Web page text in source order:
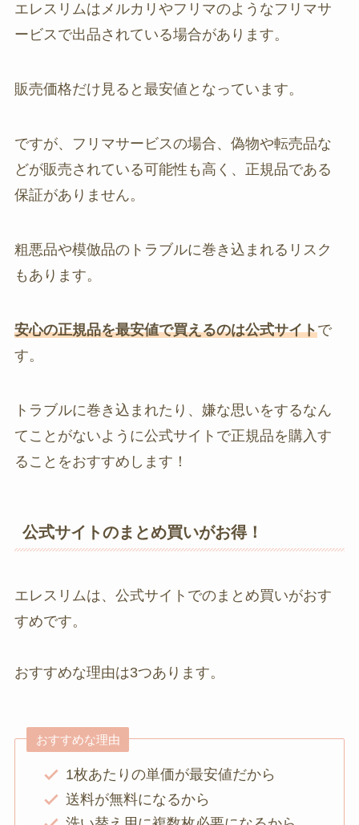
エレスリムはメルカリやフリマのようなフリマサ
ービスで出品されている場合があります。
販売価格だけ見ると最安値となっています。
ですが、フリマサービスの場合、偽物や転売品な
どが販売されている可能性も高く、正規品である
保証がありません。
粗悪品や模倣品のトラブルに巻き込まれるリスク
もあります。
安心の正規品を最安値で買えるのは公式サイトで
す。
トラブルに巻き込まれたり、嫌な思いをするなん
てことがないように公式サイトで正規品を購入す
ることをおすすめします！
公式サイトのまとめ買いがお得！
エレスリムは、公式サイトでのまとめ買いがおす
すめです。
おすすめな理由は3つあります。
おすすめな理由
1枚あたりの単価が最安値だから
送料が無料になるから